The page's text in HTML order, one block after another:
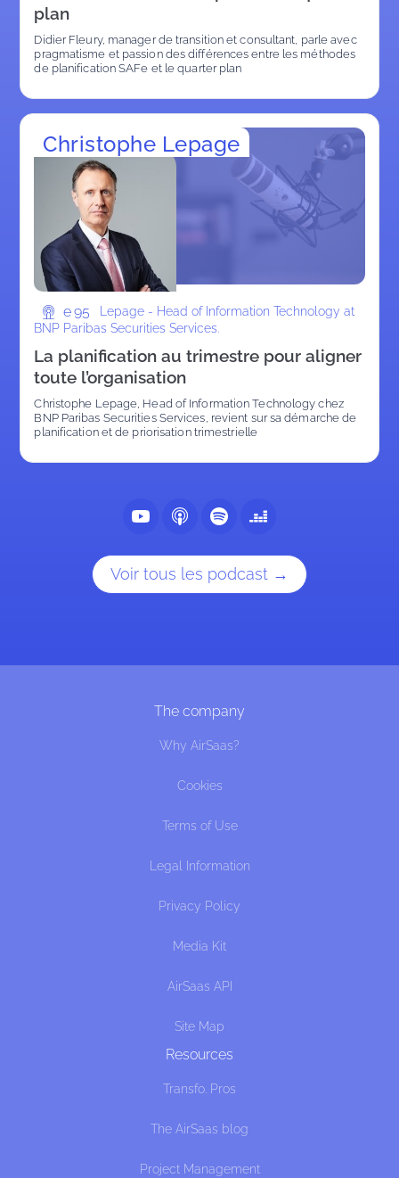
plan
Didier Fleury, manager de transition et consultant, parle avec
pragmatisme et passion des différences entre les méthodes
de planification SAFe et le quarter plan
Christophe Lepage
e95
Christophe Lepage - Head of Information Technology at
BNP Paribas Securities Services.
La planification au trimestre pour aligner
toute l’organisation
Christophe Lepage, Head of Information Technology chez
BNP Paribas Securities Services, revient sur sa démarche de
planification et de priorisation trimestrielle
Voir tous les podcast →
The company
Why AirSaas?
Cookies
Terms of Use
Legal Information
Privacy Policy
Media Kit
AirSaas API
Site Map
Resources
Transfo. Pros
The AirSaas blog
Project Management